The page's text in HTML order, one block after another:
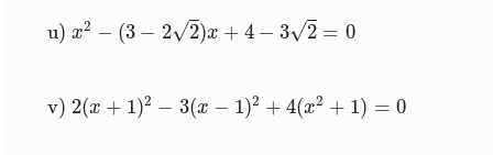
u) x2 − (3 − 2√2)x + 4 − 3√2 = 0
u) x2 3− 2) +4 2=
v) 2(x + 1)2 − 3(x − 1)2 + 4(x2 + 1) = 0
v) 2( + )2− x− +4 x 2+ )= 0